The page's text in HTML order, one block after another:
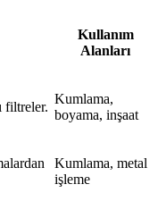
Kullanım
Alanları
filtreler.
Kumlama,
boyama, inşaat
Kumlama, metal
işleme